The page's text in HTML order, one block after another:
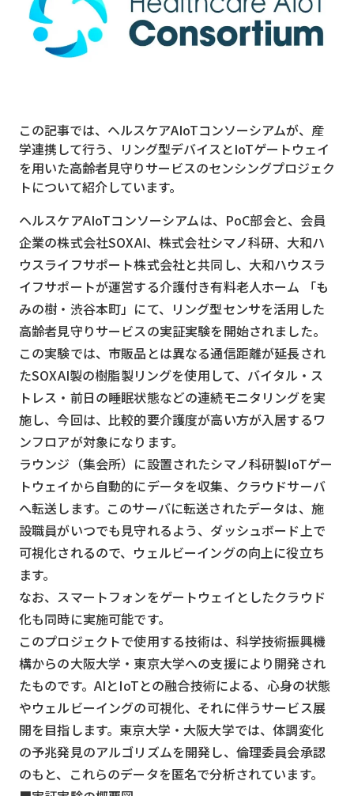
PR
VPN
スマート〇〇
スマート農業
ドローン
ロボット
スマート物流
IoT
DX
ニュース
デジタルサイネージ
カメラ
Wi-Fi
SaaS
AI
おすすめ
SIM
スマホ
リセット
検索する
この記事では、ヘルスケアAIoTコンソーシアムが、産
学連携して行う、リング型デバイスとIoTゲートウェイ
を用いた高齢者見守りサービスのセンシングプロジェク
トについて紹介しています。
ヘルスケアAIoTコンソーシアムは、PoC部会と、会員
企業の株式会社SOXAI、株式会社シマノ科研、大和ハ
ウスライフサポート株式会社と共同し、大和ハウスラ
イフサポートが運営する介護付き有料老人ホーム 「も
みの樹・渋谷本町」にて、リング型センサを活用した
高齢者見守りサービスの実証実験を開始されました。
この実験では、市販品とは異なる通信距離が延長され
たSOXAI製の樹脂製リングを使用して、バイタル・ス
トレス・前日の睡眠状態などの連続モニタリングを実
施し、今回は、比較的要介護度が高い方が入居するワ
ンフロアが対象になります。
ラウンジ（集会所）に設置されたシマノ科研製IoTゲー
トウェイから自動的にデータを収集、クラウドサーバ
へ転送します。このサーバに転送されたデータは、施
設職員がいつでも見守れるよう、ダッシュボード上で
可視化されるので、ウェルビーイングの向上に役立ち
ます。
なお、スマートフォンをゲートウェイとしたクラウド
化も同時に実施可能です。
このプロジェクトで使用する技術は、科学技術振興機
構からの大阪大学・東京大学への支援により開発され
たものです。AIとIoTとの融合技術による、心身の状態
やウェルビーイングの可視化、それに伴うサービス展
開を目指します。東京大学・大阪大学では、体調変化
の予兆発見のアルゴリズムを開発し、倫理委員会承認
のもと、これらのデータを匿名で分析されています。